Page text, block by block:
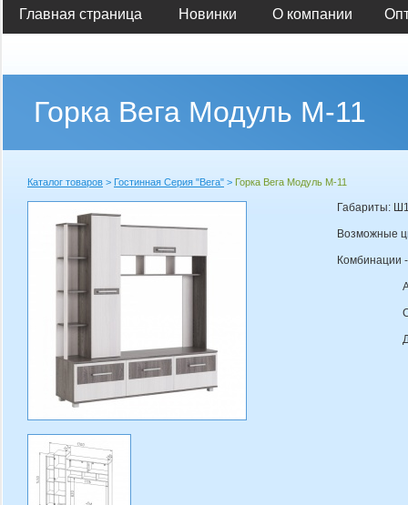
Главная страница Новинки О компании
Горка Вега Модуль М-11
Каталог товаров > Гостинная Серия "Вега" > Горка Вега Модуль М-11
Габариты:
Возможные
Комбинации
Анкор
Серый
Дуб